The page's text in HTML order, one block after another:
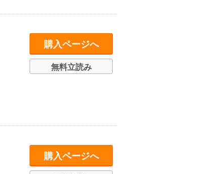
購入ページへ
無料立読み
購入ページへ